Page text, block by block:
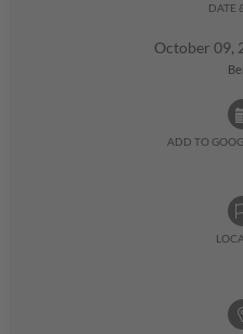
DATE
October 09,
ADD TO